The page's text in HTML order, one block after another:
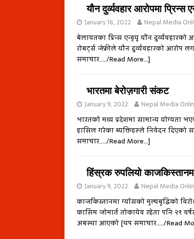
यौन दुर्व्यवहार आरोपमा प्रिन्स
January 16, 2022 Nepal Media
बेलायतका प्रिन्स एन्ड्रयू यौन
रोबर्ट्स जेफ्रीले यौन दुर्व्यवहारको
समाचार…../Read More…]
भारतमा बेरोज़गारी संकट
January 9, 2022 Nepal Media
भारतको मध्य प्रदेशमा सामान्य योग्यता
हासिल गरेका ब्यक्तिहरुले निवेदन दिएको
समाचार…../Read More…]
हिंस्रक रुपलियो
January 9, 2022 Nepal Media
काजकिस्तानमा ग्याँसको मुल्यबृद्धिको
कासिम जोमार्त तोकायेव रहेता पनि २९
अबस्था आएको [थप समाचार…../Read